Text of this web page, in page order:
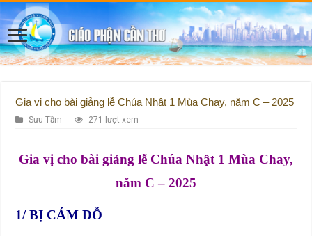
Gia vị cho bài giảng lễ Chúa Nhật 1 Mùa Chay, năm C – 2025
Sưu Tầm 271 lượt xem
Gia vị cho bài giảng lễ Chúa Nhật 1 Mùa Chay,
năm C – 2025
1/ BỊ CÁM DỖ